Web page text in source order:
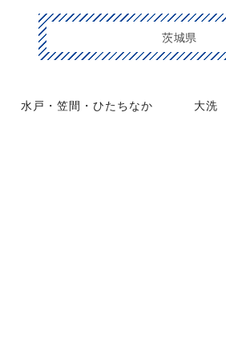
茨城県
水戸・笠間・ひたちなか 大洗